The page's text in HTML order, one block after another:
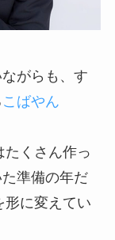
がらも、す
こばやん
たくさん作っ
準備の年だ
形に変えてい